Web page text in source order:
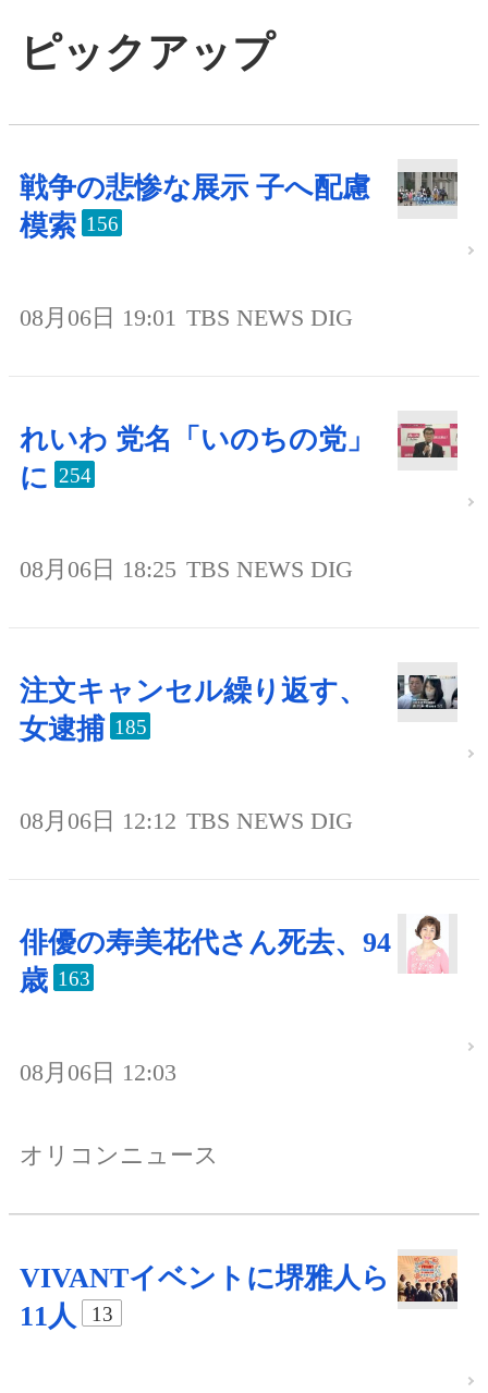
ピックアップ
戦争の悲惨な展示 子へ配慮
模索 156
08月06日 19:01 TBS NEWS DIG
れいわ 党名「いのちの党」
に 254
08月06日 18:25 TBS NEWS DIG
注文キャンセル繰り返す、
女逮捕 185
08月06日 12:12 TBS NEWS DIG
俳優の寿美花代さん死去、94
歳 163
08月06日 12:03
オリコンニュース
VIVANTイベントに堺雅人ら
11人
13